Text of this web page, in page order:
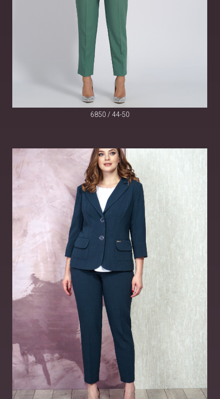
6850 / 44-50